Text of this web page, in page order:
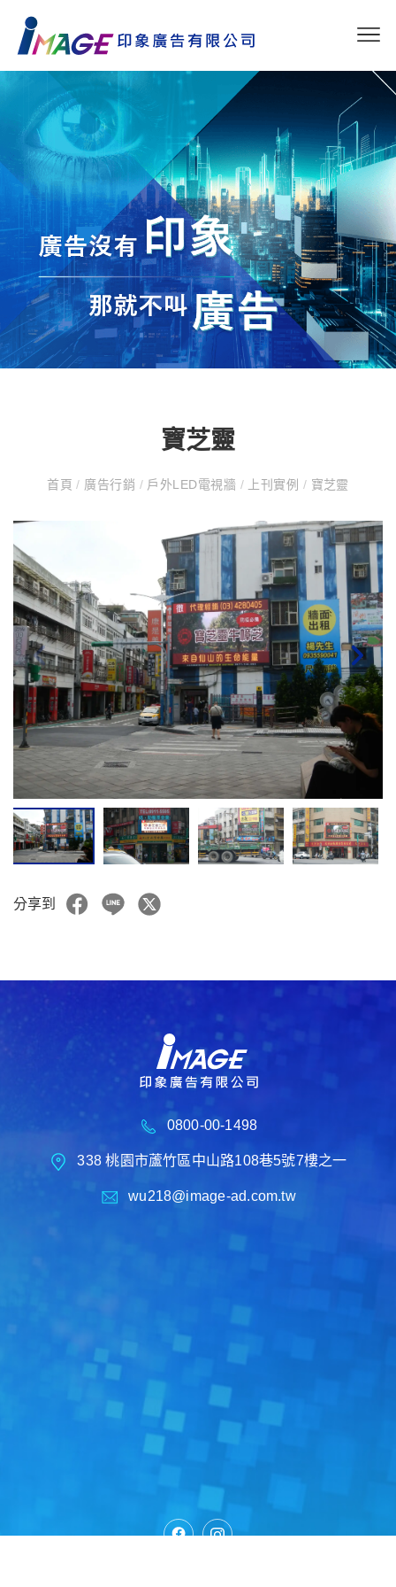
寶芝靈
首頁/ 廣告行銷 / 戶外LED電視牆 /上刊實例 / 寶芝靈
分享到
0800-00-1498
338 桃園市蘆竹區中山路108巷5號7樓之一
wu218@image-ad.com.tw